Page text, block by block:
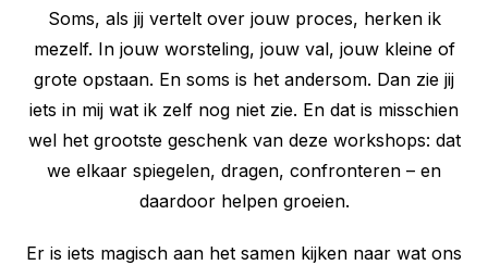
Soms, als jij vertelt over jouw proces, herken ik
mezelf. In jouw worsteling, jouw val, jouw kleine of
grote opstaan. En soms is het andersom. Dan zie jij
iets in mij wat ik zelf nog niet zie. En dat is misschien
wel het grootste geschenk van deze workshops: dat
we elkaar spiegelen, dragen, confronteren – en
daardoor helpen groeien.
Er is iets magisch aan het samen kijken naar wat ons